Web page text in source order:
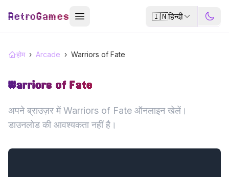
RetroGames 🇮🇳हिन्दी
होम › Arcade › Warriors of Fate
Warriors of Fate
अपने ब्राउज़र में Warriors of Fate ऑनलाइन खेलें।
डाउनलोड की आवश्यकता नहीं है।